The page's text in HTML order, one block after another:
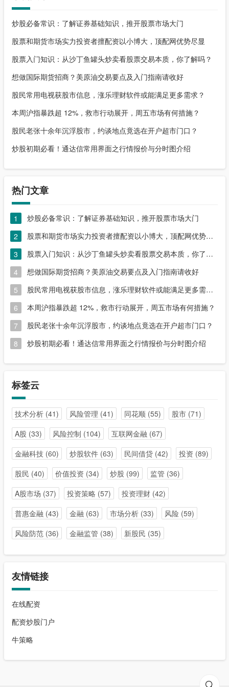
炒股必备常识：了解证券基础知识，推开股票市场大门
股票和期货市场实力投资者擅配资以小博大，顶配网优势尽显
股票入门知识：从沙丁鱼罐头炒卖看股票交易本质，你了解吗？
想做国际期货招商？美原油交易要点及入门指南请收好
股民常用电视获股市信息，涨乐理财软件或能满足更多需求？
本周沪指暴跌超 12%，救市行动展开，周五市场有何措施？
股民老张十余年沉浮股市，约谈地点竟选在开户超市门口？
炒股初期必看！通达信常用界面之行情报价与分时图介绍
热门文章
1
炒股必备常识：了解证券基础知识，推开股票市场大门
2
股票和期货市场实力投资者擅配资以小博大，顶配网优势尽显
3
股票入门知识：从沙丁鱼罐头炒卖看股票交易本质，你了解吗？
4
想做国际期货招商？美原油交易要点及入门指南请收好
5
股民常用电视获股市信息，涨乐理财软件或能满足更多需求？
6
本周沪指暴跌超 12%，救市行动展开，周五市场有何措施？
7
股民老张十余年沉浮股市，约谈地点竟选在开户超市门口？
8
炒股初期必看！通达信常用界面之行情报价与分时图介绍
标签云
技术分析(41) 风险管理 (41) 同花顺(55) 股市(71)
A股 (33) 风险控制 (104) 互联网金融 (67)
金融科技(60) 炒股软件(63) 民间借贷(42) 投资 (89)
股民 (40) 价值投资 (34) 炒股 (99) 监管 (36)
A股市场 (37) 投资策略 (57) 投资理财(42)
普惠金融 (43) 金融 (63) 市场分析(33) 风险(59)
风险防范(36) 金融监管 (38) 新股民 (35)
友情链接
在线配资
配资炒股门户
牛策略